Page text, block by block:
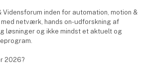
Vidensforum inden for automation, motion &
netværk, hands on-udforskning af
løsninger og ikke mindst et aktuelt og
2026?